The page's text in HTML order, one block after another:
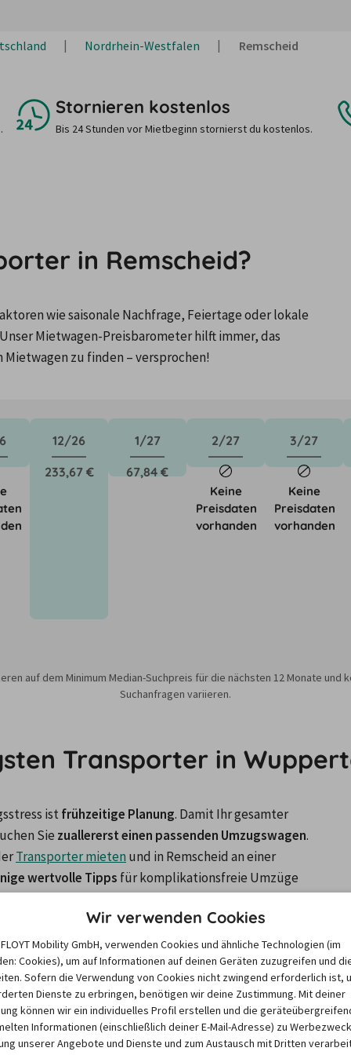
Nordrhein-Westfalen Remscheid
Stornieren kostenlos
Bis 24 Stunden vor Mietbeginn stornierst du kostenlos.
in Remscheid?
wie saisonale Nachfrage, Feiertage oder lokale
Mietwagen-Preisbarometer hilft immer, das
zu finden – versprochen!
12/26
233,67 €
1/27
67,84 €
2/27
Keine
Preisdaten
vorhanden
3/27
Keine
Preisdaten
vorhanden
auf dem Minimum Median-Suchpreis für die nächsten 12 Monate und
Suchanfragen variieren.
Transporter in
ist frühzeitige Planung. Damit Ihr gesamter
Sie zuallererst einen passenden Umzugswagen.
Transporter mieten und in Remscheid an einer
wertvolle Tipps für komplikationsfreie Umzüge
sollten Sie als Fahranfänger
Der Umzug in die erste eigene Wohnung ist wohl einer der aufregendsten überhaupt. Mindestens genauso
eines großen Mietwagens zu sitzen. Mit unseren
mieten und aus Remscheid in die
Wir verwenden Cookies
Mobility GmbH, verwenden Cookies und ähnliche Technologien (im
Cookies), um auf Informationen auf deinen Geräten zuzugreifen und
Sofern die Verwendung von Cookies nicht zwingend erforderlich ist,
Dienste zu erbringen, benötigen wir deine Zustimmung. Mit deiner
können wir ein individuelles Profil erstellen und die
Informationen (einschließlich deiner E-Mail-Adresse) zu
unserer Angebote und Dienste und zum Austausch mit Dritten